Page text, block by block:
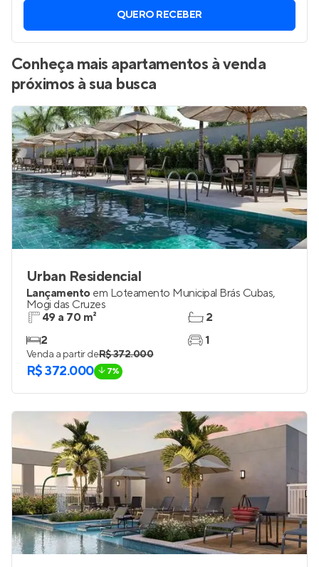
QUERO RECEBER
Conheça mais apartamentos à venda
próximos à sua busca
Urban Residencial
Lançamento em Loteamento Municipal Brás Cubas,
Mogi das Cruzes
49 a 70 m²
2
2
1
Venda a partir deR$ 372.000
R$ 372.000 7%